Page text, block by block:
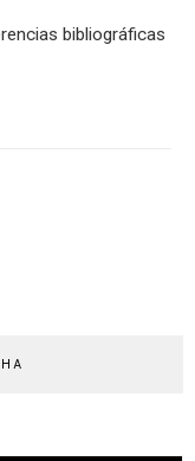
bibliográficas